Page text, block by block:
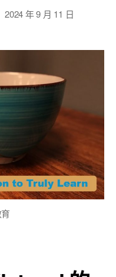
2024 年 9 月 11 日